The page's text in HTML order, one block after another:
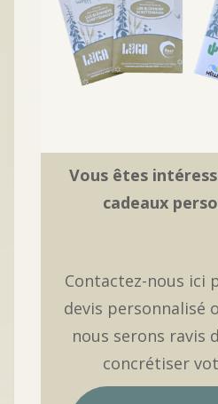
Vous êtes
cadeaux
Contactez-nous ici
devis personnalisé
nous serons ravis
concrétiser